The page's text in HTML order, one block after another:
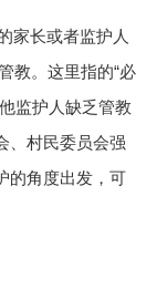
家长或者监护人
教。这里指的“必
监护人缺乏管教
、村民委员会强
的角度出发，可